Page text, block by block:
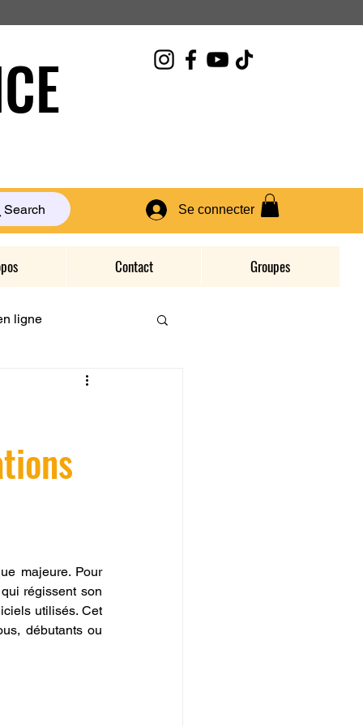
Se connecter
Search
Contact Groupes
ligne
Formation 3D en ligne.
CREALITY
majeure. Pour
régissent son
utilisés. Cet
débutants ou